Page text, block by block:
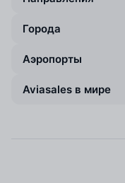
Города
Аэропорты
Aviasales в мире